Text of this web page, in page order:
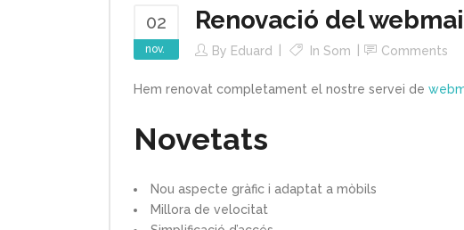
02
nov.
Renovació del
By Eduard In Som Comments
Hem renovat completament el nostre servei de
Novetats
Nou aspecte gràfic i adaptat a mòbils
Millora de velocitat